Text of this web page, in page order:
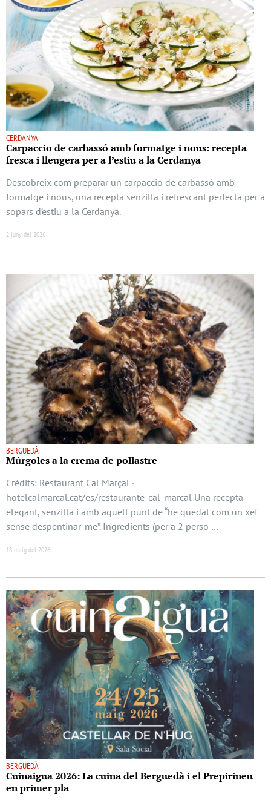
CERDANYA
Carpaccio de carbassó amb formatge i nous: recepta
fresca i lleugera per a l’estiu a la Cerdanya
Descobreix com preparar un carpaccio de carbassó amb
formatge i nous, una recepta senzilla i refrescant perfecta per a
sopars d’estiu a la Cerdanya.
2 juny del 2026
BERGUEDÀ
Múrgoles a la crema de pollastre
Crèdits: Restaurant Cal Marçal ·
hotelcalmarcal.cat/es/restaurante-cal-marcal Una recepta
elegant, senzilla i amb aquell punt de “he quedat com un xef
sense despentinar-me”. Ingredients (per a 2 perso …
18 maig del 2026
BERGUEDÀ
Cuinaigua 2026: La cuina del Berguedà i el Prepirineu
en primer pla